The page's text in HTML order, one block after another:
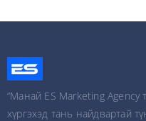
“Манай ES Marketing Agency
хүргэхэд тань найдвартай